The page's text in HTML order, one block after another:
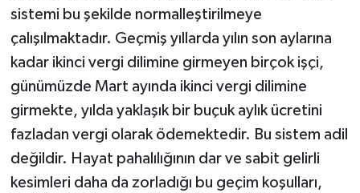
sistemi bu şekilde normalleştirilmeye
çalışılmaktadır. Geçmiş yıllarda yılın son aylarına
kadar ikinci vergi dilimine girmeyen birçok işçi,
günümüzde Mart ayında ikinci vergi dilimine
girmekte, yılda yaklaşık bir buçuk aylık ücretini
fazladan vergi olarak ödemektedir. Bu sistem adil
değildir. Hayat pahalılığının dar ve sabit gelirli
kesimleri daha da zorladığı bu geçim koşulları,